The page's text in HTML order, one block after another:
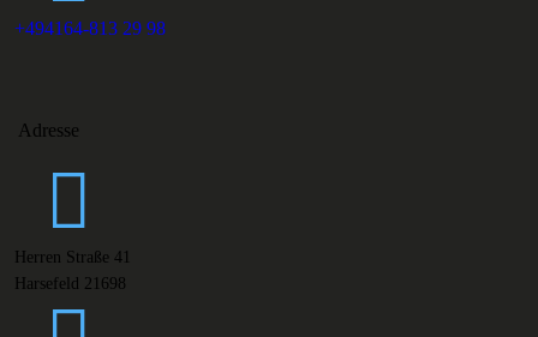
+494164-813 29 98
Adresse
Herren Straße 41
Harsefeld 21698